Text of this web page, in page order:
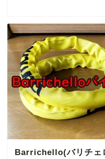
Barrichello(バリチェ